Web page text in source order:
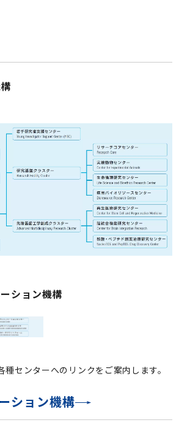
ション機構
種センターへのリンクをご案内します。
ション機構